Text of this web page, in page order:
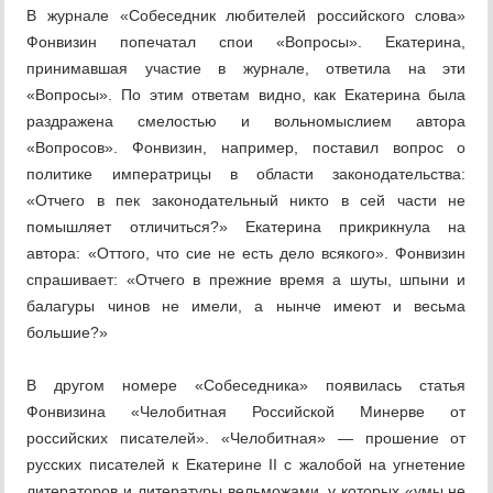
В журнале «Собеседник любителей российского слова»
Фонвизин попечатал спои «Вопросы». Екатерина,
принимавшая участие в журнале, ответила на эти
«Вопросы». По этим ответам видно, как Екатерина была
раздражена смелостью и вольномыслием автора
«Вопросов». Фонвизин, например, поставил вопрос о
политике императрицы в области законодательства:
«Отчего в пек законодательный никто в сей части не
помышляет отличиться?» Екатерина прикрикнула на
автора: «Оттого, что сие не есть дело всякого». Фонвизин
спрашивает: «Отчего в прежние время а шуты, шпыни и
балагуры чинов не имели, а нынче имеют и весьма
большие?»
В другом номере «Собеседника» появилась статья
Фонвизина «Челобитная Российской Минерве от
российских писателей». «Челобитная» — прошение от
русских писателей к Екатерине II с жалобой на угнетение